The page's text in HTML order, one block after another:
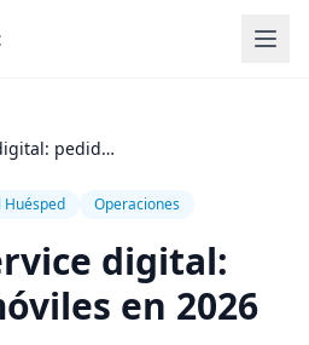
Room service digital: pedidos móviles en 2026
Huésped Operaciones
digital:
en 2026